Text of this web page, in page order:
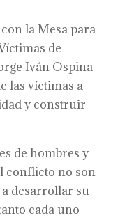
la Mesa para
de
Iván Ospina
las víctimas a
y construir
de hombres y
conflicto no son
desarrollar su
cada uno